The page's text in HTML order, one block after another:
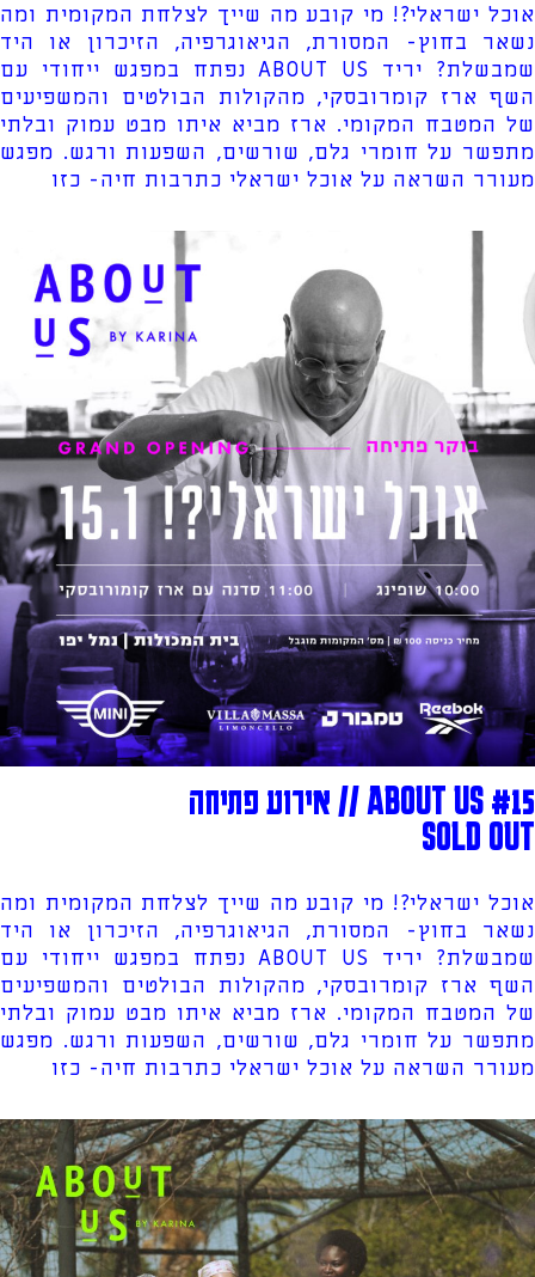
אוכל ישראלי?! מי קובע מה שייך לצלחת המקומית ומה
נשאר בחוץ- המסורת, הגיאוגרפיה, הזיכרון או היד
שמבשלת? יריד ABOUT US נפתח במפגש ייחודי עם
השף ארז קומרובסקי, מהקולות הבולטים והמשפיעים
של המטבח המקומי. ארז מביא איתו מבט עמוק ובלתי
מתפשר על חומרי גלם, שורשים, השפעות ורגש. מפגש
מעורר השראה על אוכל ישראלי כתרבות חיה- כזו
ABOUT US #15 // אירוע פתיחה
SOLD OUT
אוכל ישראלי?! מי קובע מה שייך לצלחת המקומית ומה
נשאר בחוץ- המסורת, הגיאוגרפיה, הזיכרון או היד
שמבשלת? יריד ABOUT US נפתח במפגש ייחודי עם
השף ארז קומרובסקי, מהקולות הבולטים והמשפיעים
של המטבח המקומי. ארז מביא איתו מבט עמוק ובלתי
מתפשר על חומרי גלם, שורשים, השפעות ורגש. מפגש
מעורר השראה על אוכל ישראלי כתרבות חיה- כזו